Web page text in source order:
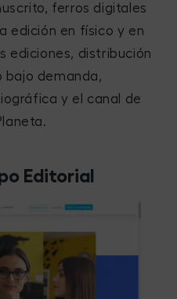
ferros digitales
edición en físico y en
ediciones, distribución
bajo demanda,
y el canal de
Editorial